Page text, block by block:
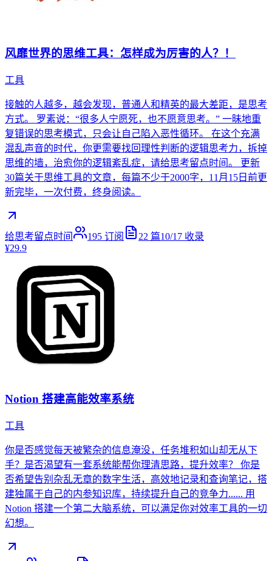
风靡世界的思维工具：怎样成为厉害的人？！
工具
接触的人越多，越会发现，普通人和精英的最大差距，是思考
方式。 罗素说：“很多人宁愿死，也不愿意思考。” 一昧地重
复错误的思考模式，只会让自己陷入恶性循环。 在这个充满
混乱声音的时代，你更需要找回理性判断的逻辑思考力，拆掉
思维的墙，治愈你的逻辑紊乱症，请给思考留点时间。 更新
30篇关于思维工具的文章，每篇不少于2000字，11月15日前更
新完毕，一次付费，终身阅读。
给思考留点时间 195 订阅 22 篇10/17 收录
¥29.9
Notion 搭建高能效率系统
工具
你是否感觉每天被繁杂的信息淹没，任务堆积如山却无从下
手？是否渴望有一套系统能帮你理清思路，提升效率？ 你是
否希望告别杂乱无章的数字生活，高效地记录和查询笔记，搭
建独属于自己的内参知识库，持续提升自己的竞争力...... 用
Notion 搭建一个第二大脑系统，可以满足你对效率工具的一切
幻想。